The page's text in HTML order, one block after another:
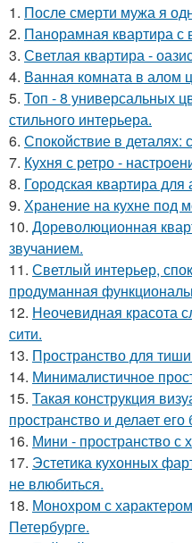
1. После смерти мужа я
2. Панорамная квартира
3. Светлая квартира -
4. Ванная комната в алом
5. Топ - 8 универсальных
стильного интерьера.
6. Спокойствие в деталях:
7. Кухня с ретро -
8. Городская квартира
9. Хранение на кухне под
10. Дореволюционная
звучанием.
11. Светлый интерьер,
продуманная
12. Неочевидная красота
сити.
13. Пространство для
14. Минималистичное
15. Такая конструкция
пространство и делает
16. Мини - пространство с
17. Эстетика кухонных
не влюбиться.
18. Монохром с
Петербурге.